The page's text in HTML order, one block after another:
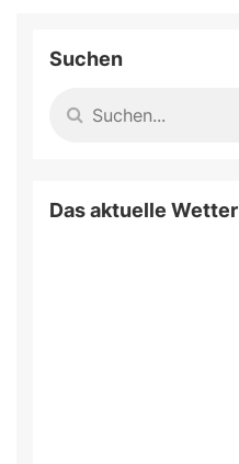
Suchen
Das aktuelle Wetter